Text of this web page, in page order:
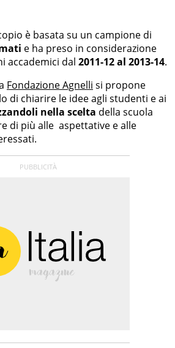
è basata su un campione di
e ha preso in considerazione
accademici dal 2011-12 al 2013-14.
Fondazione Agnelli si propone
di chiarire le idee agli studenti e ai
nella scelta della scuola
di più alle aspettative e alle